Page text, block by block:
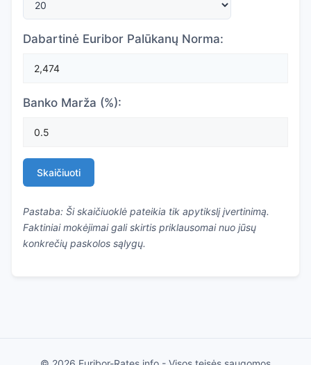
Dabartinė Euribor Palūkanų Norma:
Banko Marža (%):
Skaičiuoti
Pastaba: Ši skaičiuoklė pateikia tik apytikslį įvertinimą.
Faktiniai mokėjimai gali skirtis priklausomai nuo jūsų
konkrečių paskolos sąlygų.